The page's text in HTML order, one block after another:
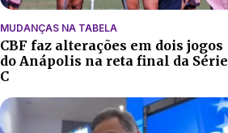
MUDANÇAS NA TABELA
CBF faz alterações em dois jogos
do Anápolis na reta final da Série
C